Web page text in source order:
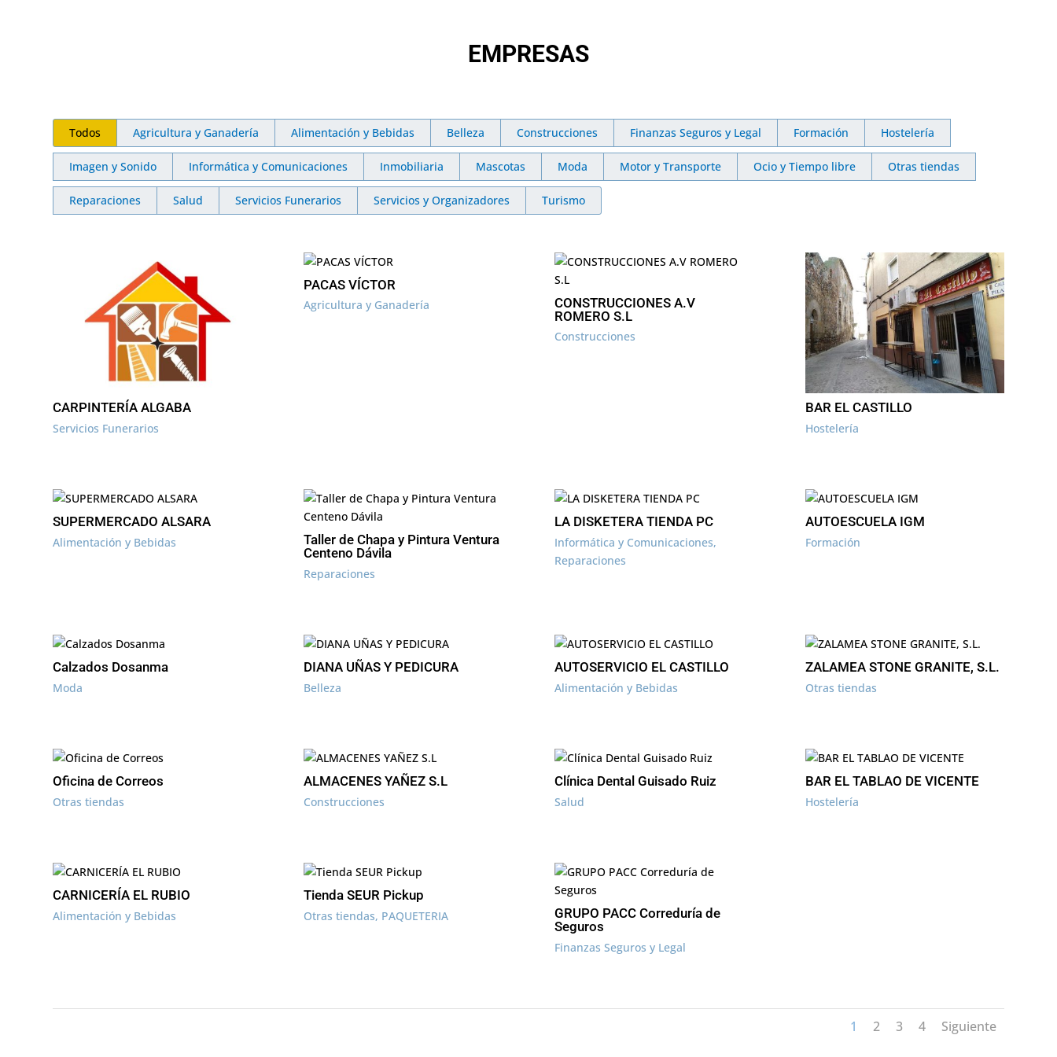
EMPRESAS
Todos Agricultura y Ganadería Alimentación y Bebidas Belleza Construcciones Finanzas Seguros y Legal Formación Hostelería
Imagen y Sonido Informática y Comunicaciones Inmobiliaria Mascotas Moda Motor y Transporte Ocio y Tiempo libre Otras tiendas
Reparaciones Salud Servicios Funerarios Servicios y Organizadores Turismo
CARPINTERÍA ALGABA
Servicios Funerarios
PACAS VÍCTOR
Agricultura y Ganadería
CONSTRUCCIONES A.V
ROMERO S.L
Construcciones
BAR EL CASTILLO
Hostelería
SUPERMERCADO ALSARA
Alimentación y Bebidas
Taller de Chapa y Pintura Ventura
Centeno Dávila
Reparaciones
LA DISKETERA TIENDA PC
Informática y Comunicaciones,
Reparaciones
AUTOESCUELA IGM
Formación
Calzados Dosanma
Moda
DIANA UÑAS Y PEDICURA
Belleza
AUTOSERVICIO EL CASTILLO
Alimentación y Bebidas
ZALAMEA STONE GRANITE, S.L.
Otras tiendas
Oficina de Correos
Otras tiendas
ALMACENES YAÑEZ S.L
Construcciones
Clínica Dental Guisado Ruiz
Salud
BAR EL TABLAO DE VICENTE
Hostelería
CARNICERÍA EL RUBIO
Alimentación y Bebidas
Tienda SEUR Pickup
Otras tiendas, PAQUETERIA
GRUPO PACC Correduría de
Seguros
Finanzas Seguros y Legal
1 2 3 4 Siguiente